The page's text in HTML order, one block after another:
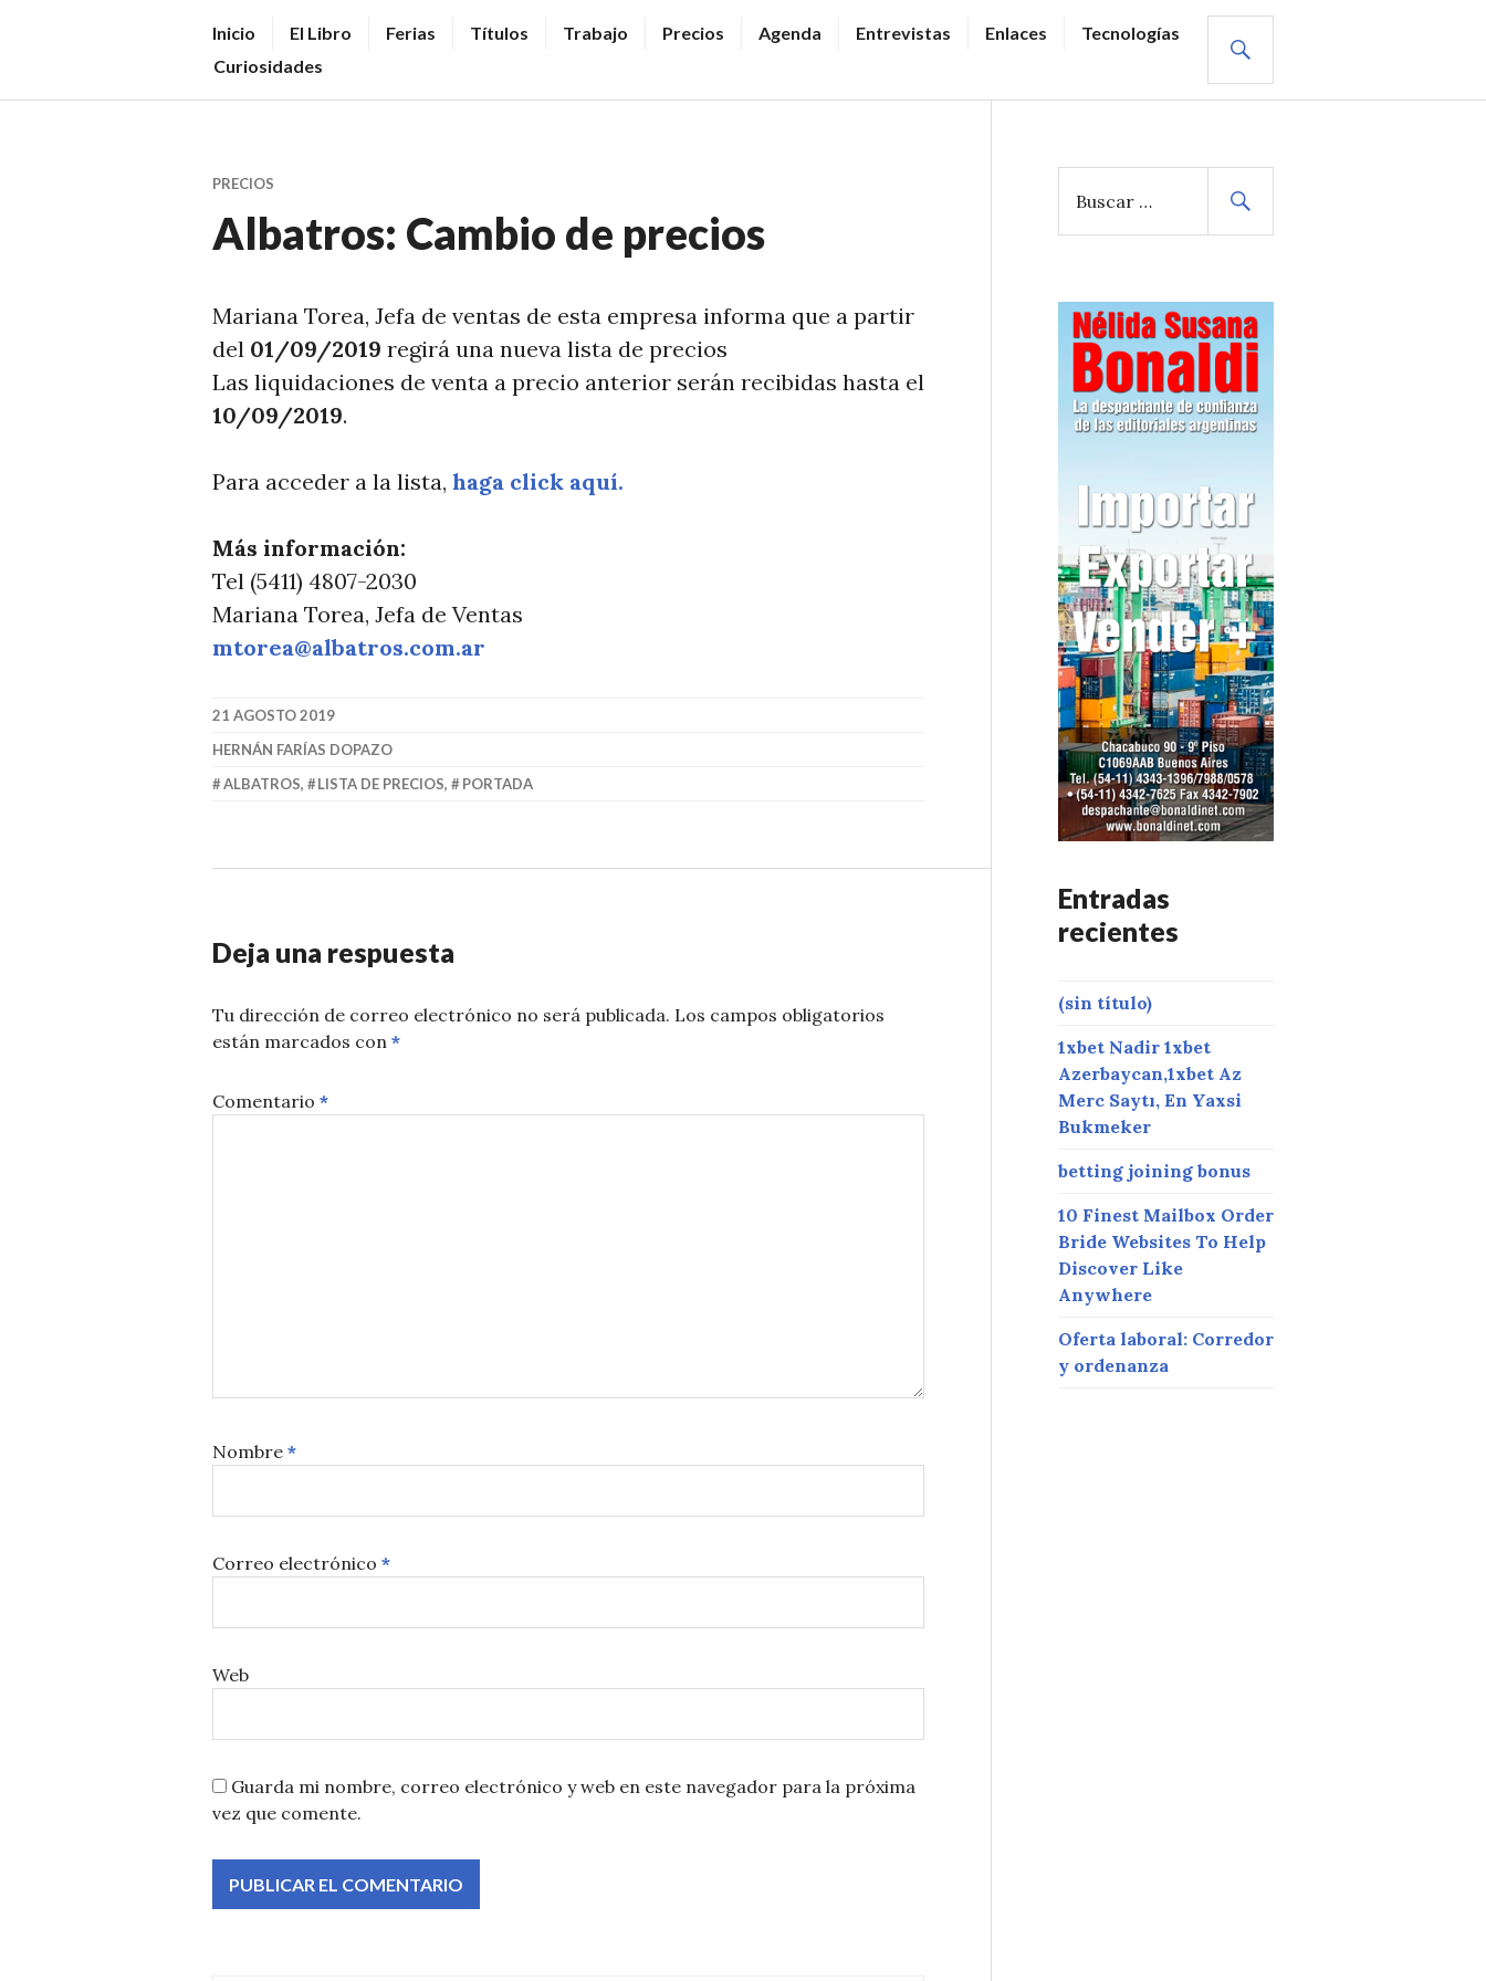
V
E
N
+
R
O
S
N
T
C
I
A
S
Inicio El Libro Ferias Títulos Trabajo Precios Agenda Entrevistas Enlaces
Tecnologías
Curiosidades
PRECIOS
Albatros: Cambio de precios
Mariana Torea, Jefa de ventas de esta empresa informa que a partir
del 01/09/2019 regirá una nueva lista de precios
Las liquidaciones de venta a precio anterior serán recibidas hasta el
10/09/2019.
Para acceder a la lista, haga click aquí.
Más información:
Tel (5411) 4807-2030
Mariana Torea, Jefa de Ventas
mtorea@albatros.com.ar
21 AGOSTO 2019
HERNÁN FARÍAS DOPAZO
ALBATROS, LISTA DE PRECIOS, PORTADA
Deja una respuesta
Tu dirección de correo electrónico no será publicada. Los campos obligatorios
están marcados con *
Comentario *
Nombre *
Correo electrónico *
Web
Guarda mi nombre, correo electrónico y web en este navegador para la próxima
vez que comente.
s
Entradas
recientes
(sin título)
1xbet Nadir 1xbet
Azerbaycan,1xbet Az
Merc Saytı, En Yaxsi
Bukmeker
betting joining bonus
10 Finest Mailbox Order
Bride Websites To Help
Discover Like
Anywhere
Oferta laboral: Corredor
y ordenanza